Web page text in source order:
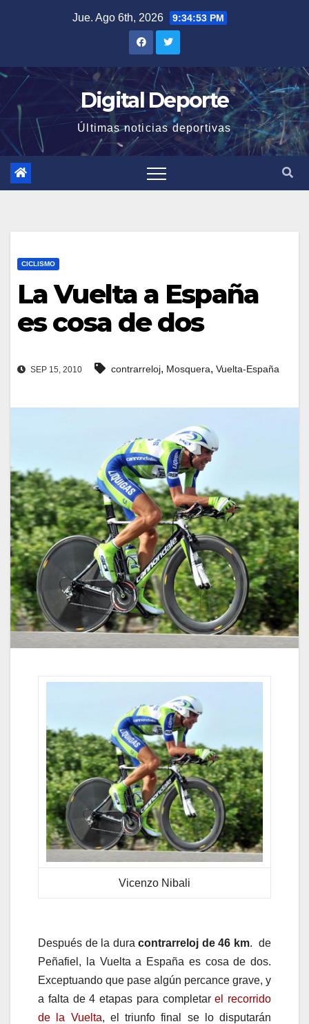
Jue. Ago 6th, 2026 9:34:54 PM
Digital Deporte
Últimas noticias deportivas
CICLISMO
La Vuelta a España
es cosa de dos
SEP 15, 2010 contrarreloj, Mosquera, Vuelta-España
Vicenzo Nibali
Después de la duracontrarreloj de 46 km. de
Peñafiel, la Vuelta a España es cosa de dos.
Exceptuando que pase algún percance grave, y
a falta de 4 etapas para completarel recorrido
de la Vuelta, el triunfo final se lo disputarán